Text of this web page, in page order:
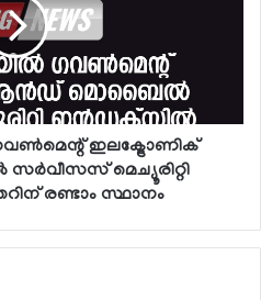
ഇലക്ട്രോണിക്
മെച്യൂരിറ്റി
രണ്ടാം സ്ഥാനം